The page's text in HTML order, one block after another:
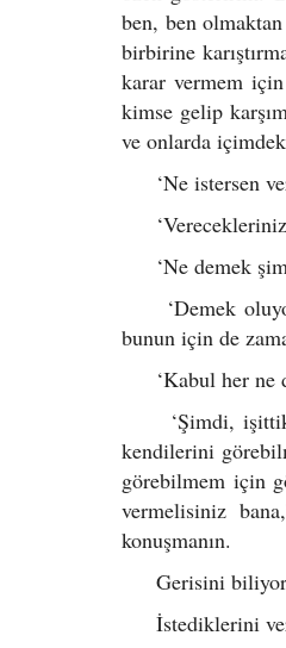
ben, ben
birbirine
karar vermem
kimse gelip
ve onlarda
‘Ne istersen
‘Verecekleriniz
‘Ne demek
‘Demek oluyor
bunun için de
‘Kabul her ne
‘Şimdi,
kendilerini
görebilmem için
vermelisiniz
konuşmanın.
Gerisini
İstediklerini